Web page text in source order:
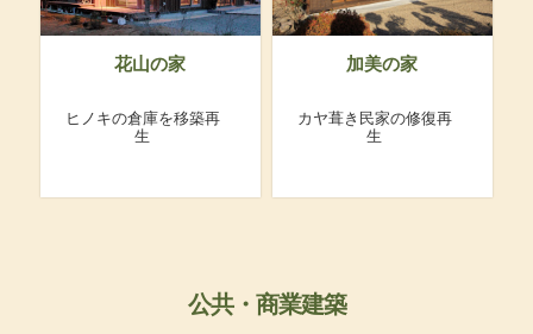
花山の家
ヒノキの倉庫を移築再
生
加美の家
カヤ葺き民家の修復再
生
公共・商業建築